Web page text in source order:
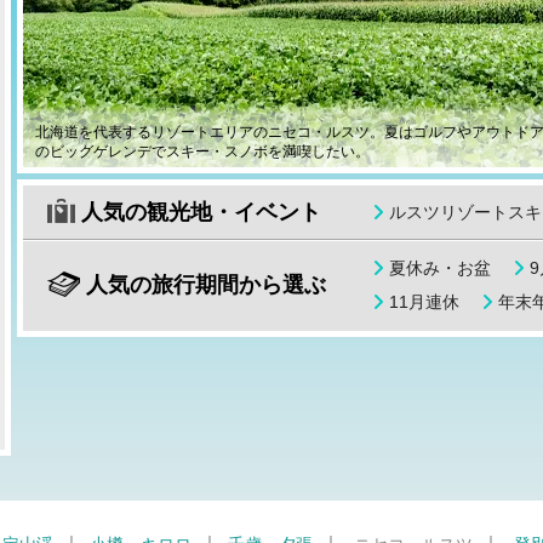
北海道を代表するリゾートエリアのニセコ・ルスツ。夏はゴルフやアウトド
のビッグゲレンデでスキー・スノボを満喫したい。
人気の観光地・イベント ルスツリゾートス
人気の旅行期間から選ぶ
夏休み・お盆
9
11月連休
年末